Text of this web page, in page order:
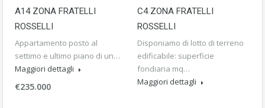
A14 ZONA FRATELLI
ROSSELLI
Appartamento posto al
settimo e ultimo piano di un…
Maggiori dettagli
€235.000
C4 ZONA FRATELLI
ROSSELLI
Disponiamo di lotto di terreno
edificabile: superficie
fondiaria mq…
Maggiori dettagli